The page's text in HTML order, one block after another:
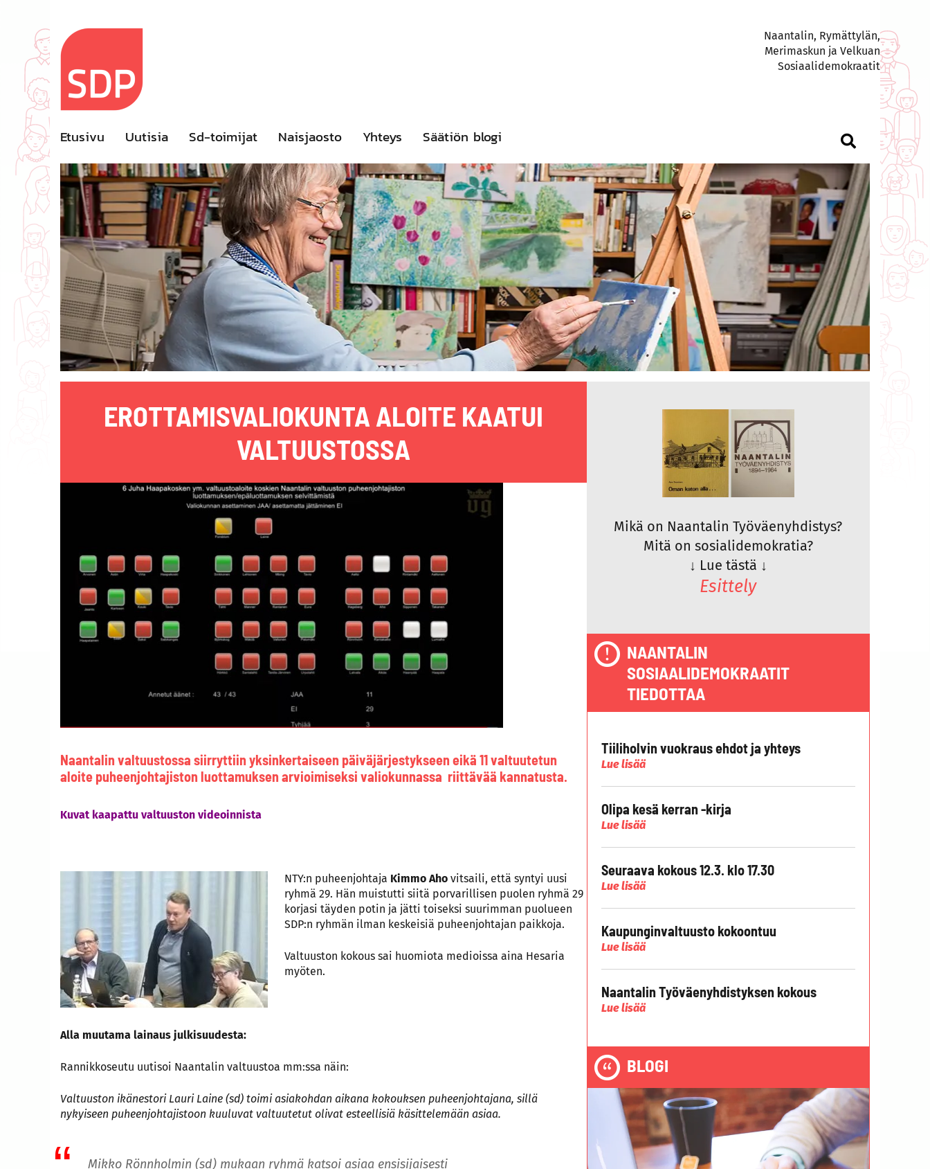
content
Naantalin, Rymättylän,
Merimaskun ja Velkuan
Sosiaalidemokraatit
Etusivu Uutisia Sd-toimijat Naisjaosto Yhteys Säätiön blogi
EROTTAMISVALIOKUNTA ALOITE KAATUI
VALTUUSTOSSA
Naantalin valtuustossa siirryttiin yksinkertaiseen päiväjärjestykseen eikä 11 valtuutetun
aloite puheenjohtajiston luottamuksen arvioimiseksi valiokunnassa riittävää kannatusta.
Kuvat kaapattu valtuuston videoinnista
NTY:n puheenjohtaja Kimmo Aho vitsaili, että syntyi uusi
ryhmä 29. Hän muistutti siitä porvarillisen puolen ryhmä 29
korjasi täyden potin ja jätti toiseksi suurimman puolueen
SDP:n ryhmän ilman keskeisiä puheenjohtajan paikkoja.
Valtuuston kokous sai huomiota medioissa aina Hesaria
myöten.
Alla muutama lainaus julkisuudesta:
Rannikkoseutu uutisoi Naantalin valtuustoa mm:ssa näin:
Valtuuston ikänestori Lauri Laine (sd) toimi asiakohdan aikana kokouksen puheenjohtajana, sillä
nykyiseen puheenjohtajistoon kuuluvat valtuutetut olivat esteellisiä käsittelemään asiaa.
Mikko Rönnholmin (sd) mukaan ryhmä katsoi asiaa ensisijaisesti
Mikä on Naantalin Työväenyhdistys?
Mitä on sosialidemokratia?
↓ Lue tästä ↓
Esittely
NAANTALIN
SOSIAALIDEMOKRAATIT
TIEDOTTAA
Tiiliholvin vuokraus ehdot ja yhteys
Lue lisää
Olipa kesä kerran -kirja
Lue lisää
Seuraava kokous 12.3. klo 17.30
Lue lisää
Kaupunginvaltuusto kokoontuu
Lue lisää
Naantalin Työväenyhdistyksen kokous
Lue lisää
BLOGI